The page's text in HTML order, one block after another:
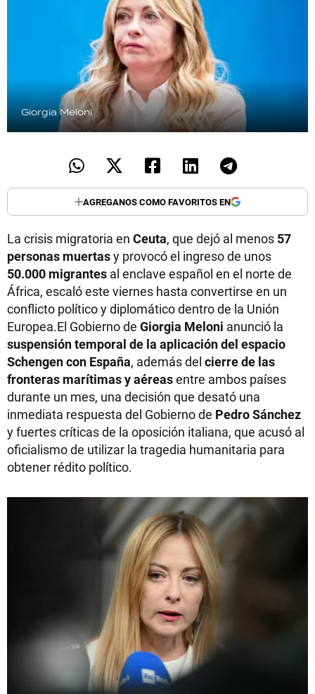
Giorgia Meloni
AGREGANOS COMO FAVORITOS EN
La crisis migratoria en Ceuta, que dejó al menos 57
personas muertasy provocó el ingreso de unos
50.000 migrantes al enclave español en el norte de
África, escaló este viernes hasta convertirse en un
conflicto político y diplomático dentro de la Unión
Europea.El Gobierno de Giorgia Meloni anunció la
suspensión temporal de la aplicación del espacio
Schengen con España, además del cierre de las
fronteras marítimas y aéreasentre ambos países
durante un mes, una decisión que desató una
inmediata respuesta del Gobierno de Pedro Sánchez
y fuertes críticas de la oposición italiana, que acusó al
oficialismo de utilizar la tragedia humanitaria para
obtener rédito político.